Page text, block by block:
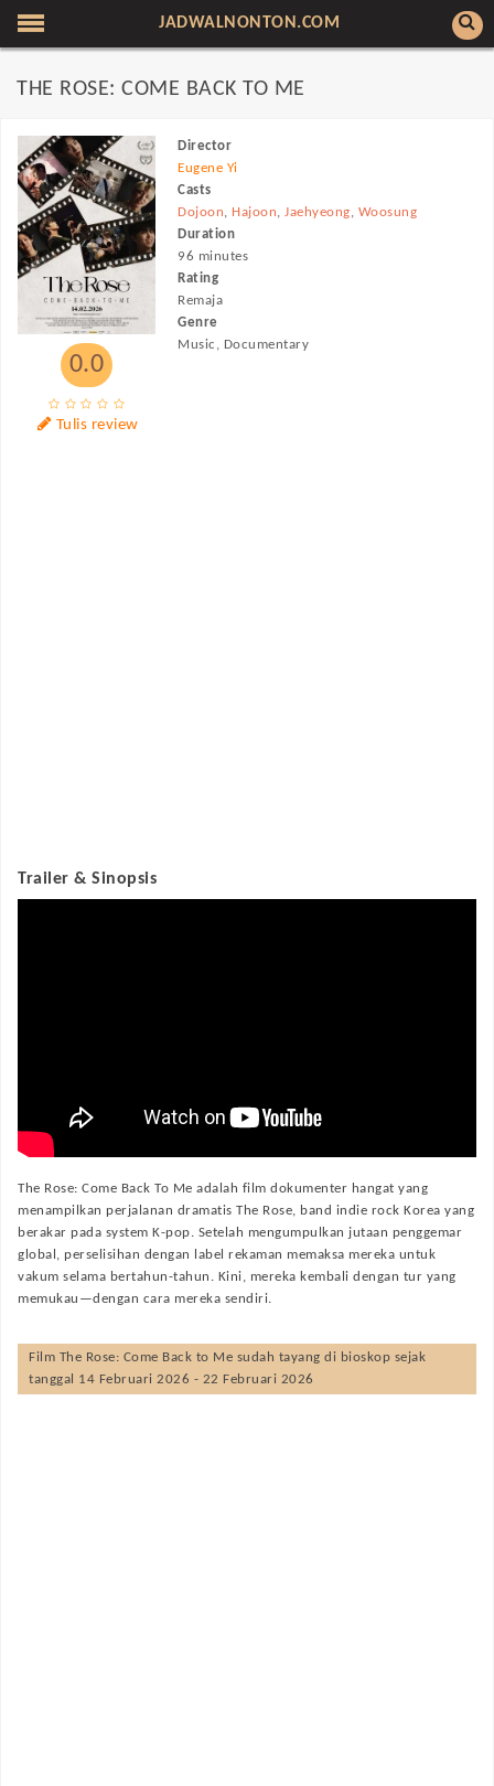
JADWALNONTON.COM
THE ROSE: COME BACK TO ME
0.0
Tulis review
Director
Eugene Yi
Casts
Dojoon, Hajoon,Jaehyeong, Woosung
Duration
96 minutes
Rating
Remaja
Genre
Music, Documentary
Trailer & Sinopsis
The Rose: Come Back To Me adalah film dokumenter hangat yang
menampilkan perjalanan dramatis The Rose, band indie rock Korea yang
berakar pada system K-pop. Setelah mengumpulkan jutaan penggemar
global, perselisihan dengan label rekaman memaksa mereka untuk
vakum selama bertahun-tahun. Kini, mereka kembali dengan tur yang
memukau—dengan cara mereka sendiri.
Film The Rose: Come Back to Me sudah tayang di bioskop sejak
tanggal 14 Februari 2026 - 22 Februari 2026